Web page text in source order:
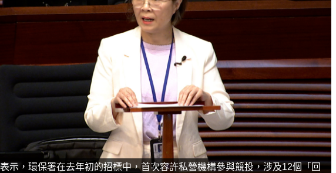
示，環保署在去年初的招標中，首次容許私營機構參與競投，涉及12個「回